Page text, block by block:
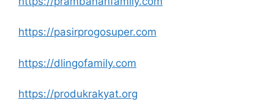
https://pasirprogosuper.com
https://dlingofamily.com
https://produkrakyat.org